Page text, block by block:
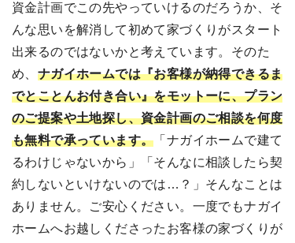
資金計画でこの先やっていけるのだろうか、そ
んな思いを解消して初めて家づくりがスタート
出来るのではないかと考えています。そのた
め、 ナガイホームでは『お客様が納得できるま
でとことんお付き合い』をモットーに、プラン
のご提案や土地探し、資金計画のご相談を何度
も無料で承っています。 「ナガイホームで建て
るわけじゃないから」「そんなに相談したら契
約しないといけないのでは…？」そんなことは
ありません。ご安心ください。一度でもナガイ
ホームへお越しくださったお客様の家づくりが